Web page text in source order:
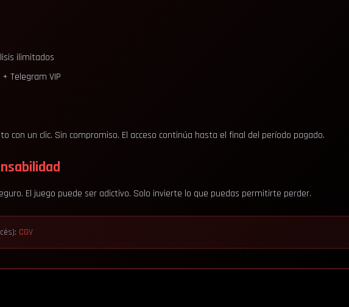
ilimitados
Telegram VIP
con un clic. Sin compromiso. El acceso continúa hasta el final del período pagado.
El juego puede ser adictivo. Solo invierte lo que puedas permitirte perder.
CGV